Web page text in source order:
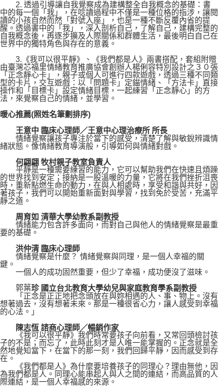
2. 透過引導讓自我覺察成為建構整全自我概念的基礎：書
中的每一個「我」，在唸讀過程中不僅是一種位格的指涉，讓閱
讀的小孩自然而然「對號入座」，也是一種不斷反覆內省的提
醒。透過書中的「我」，深入剖析自己，了解自己，建構完整的
自我概念後，再逐步擴及人際關係和群體生活，最後明白自己在
世界中的獨特角色與存在的意義。
3.《我可以很平靜》、《我們都是人》兩書搭配，套組附贈
由臺灣芯福里情緒教育推廣協會創辦人楊俐容特別設計之３０張
「正念靜心卡」，親子或個人可進行四款遊戲，透過三種不同類
型的卡片，交互遊戲：以「問題卡」定錨情緒、「方法卡」直接
操作和「目標卡」設定情緒目標，一起練習「正念靜心」的方
法，來覺察自己的情緒，並學習。
暖心推薦(照姓名筆劃排序)
王意中 臨床心理師／王意中心理治療所 所長
情緒覺察讓孩子專注於當下的感受，清楚了解與敏銳辨識情
緒狀態。像情緒教育導演般，引導如何與情緒對戲。
何翩翩 牧村親子教室負責人
平靜是一種需要練習的能力，它可以幫助我們在快速且煩躁
的世界找到安定；接納是一股溫暖的力量，它將在我們挫折沮喪
時，重新點燃生命的動力，在與人相處時，享受和諧與共好，因
著孩子，我們可以開始重新面對與學習，找到免於受苦，充滿平
靜之道。
周育如 清華大學幼教系副教授
情緒能力包含許多面向，而對自己與他人的情緒覺察是最重
要的基礎。
洪仲清 臨床心理師
情緒覺察是什麼？ 情緒覺察與同理，是一個人幸福的關
鍵。
一個人的成功固然重要，但少了幸福，成功便沒了滋味。
郭葉珍 國立台北教育大學幼兒與家庭教育學系副教授
「正念是正正地把念頭放在與妳相遇的人、事、物上。沒有
想著過去，沒有想著未來。那是一種很省心力，讓人感受到幸福
的心法。」
陳志恆 諮商心理師／暢銷作家
《我可以很平靜》我們時常要孩子向前看，又常回頭檢討孩
子的不是；而忘了，此時此刻才是人唯一能掌握的。正念就是全
然地覺知當下，在當下的那一刻，我們回歸平靜，因而感受到存
在。
《我們都是人》為什麼要培養孩子的同理心？理由無他，因
為我們都是人。同理心能串起人與人之間的連結，而高品質的人
際連結，是一個人幸福感的來源。